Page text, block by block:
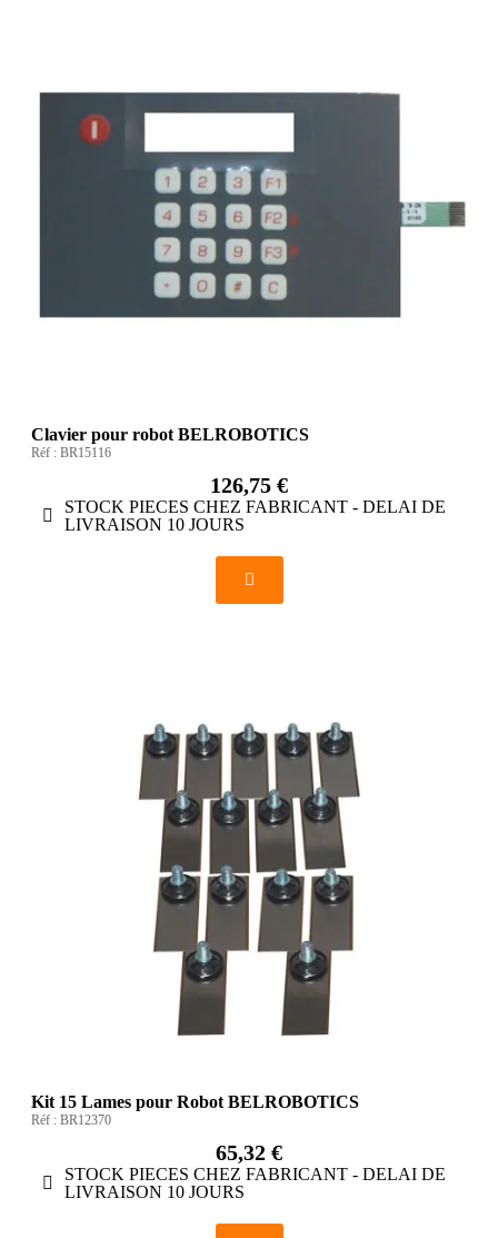
Clavier pour robot BELROBOTICS
Réf : BR15116
126,75 €
STOCK PIECES CHEZ FABRICANT - DELAI DE
LIVRAISON 10 JOURS
Kit 15 Lames pour Robot BELROBOTICS
Réf : BR12370
65,32 €
STOCK PIECES CHEZ FABRICANT - DELAI DE
LIVRAISON 10 JOURS